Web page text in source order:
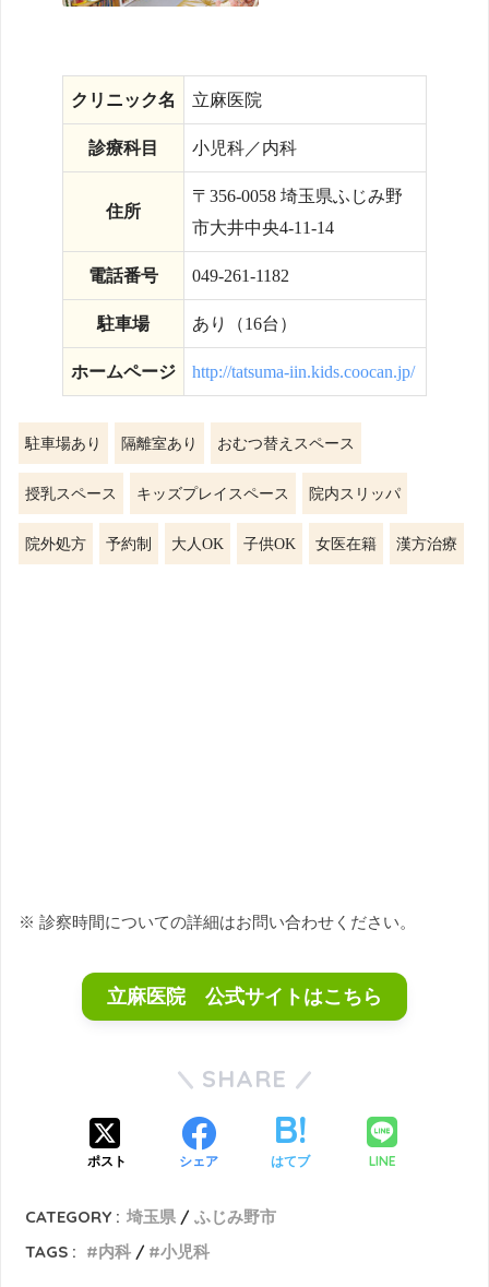
クリニック名 立麻医院
診療科目 小児科／内科
住所
〒356-0058 埼玉県ふじみ野
市大井中央4-11-14
電話番号 049-261-1182
駐車場 あり（16台）
ホームページ http://tatsuma-iin.kids.coocan.jp/
駐車場あり 隔離室あり おむつ替えスペース
授乳スペース キッズプレイスペース 院内スリッパ
院外処方 予約制 大人OK 子供OK 女医在籍 漢方治療
※ 診察時間についての詳細はお問い合わせください。
立麻医院 公式サイトはこちら
SHARE
ポスト シェア はてブ LINE
CATEGORY : 埼玉県
ふじみ野市
TAGS :
内科 小児科